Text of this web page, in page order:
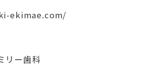
ekimae.com/
リー歯科